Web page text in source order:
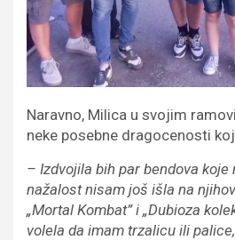
Naravno, Milica u svojim
neke posebne dragocenosti
– Izdvojila bih par bendova
nažalost nisam još išla na
„Mortal Kombat” i „Dubioza
volela da imam trzalicu ili